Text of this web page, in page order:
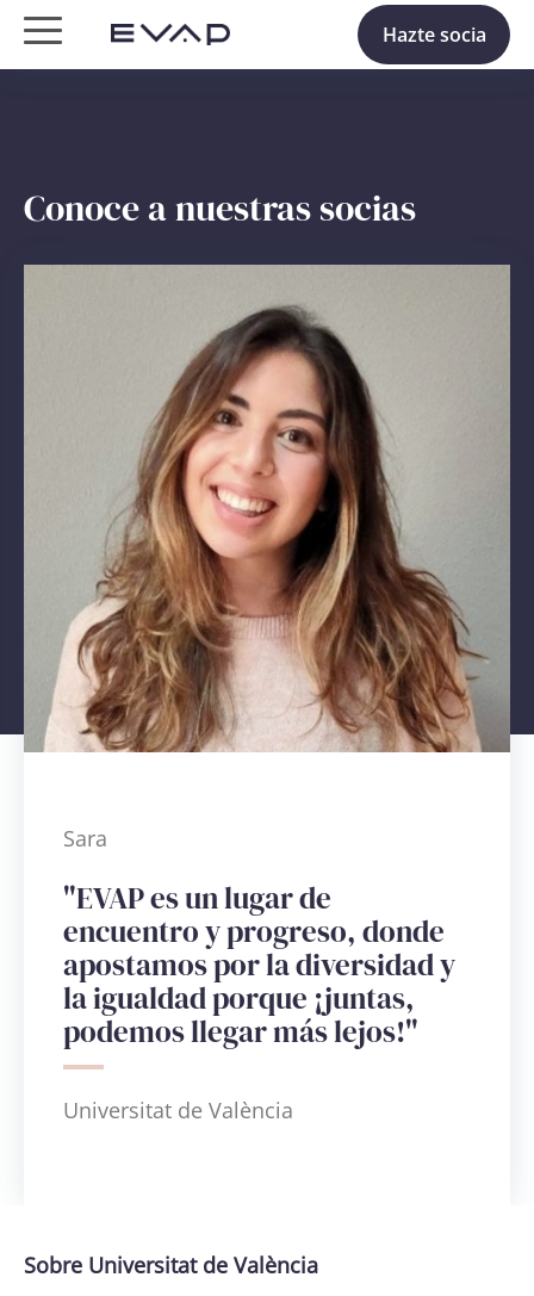
Hazte socia
Conoce a nuestras socias
Sara
"EVAP es un lugar de
encuentro y progreso, donde
apostamos por la diversidad y
la igualdad porque ¡juntas,
podemos llegar más lejos!"
Universitat de València
Sobre Universitat de València